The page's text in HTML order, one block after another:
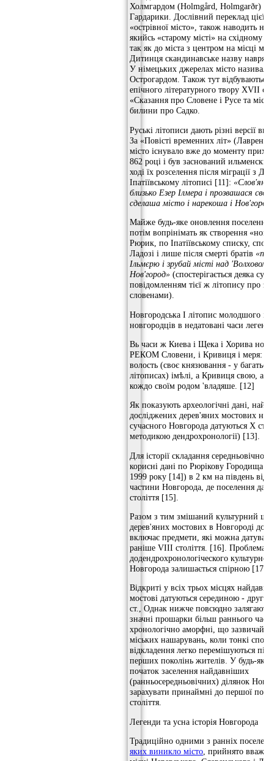
Холмгардом (Holmgård, Holmgarðr)
Гардарики. Дослівний переклад цієї
«острівної місто», також наводить на
якийсь «старому місті» на східному
так як до міста з центром на місці
Дитинця скандинавське назву
У німецьких джерелах місто
Острогардом. Також тут відбуваються
епічного літературного твору XVII
«Сказання про Словене і Русе та місті
билини про Садко.
Руські літописи дають різні версії
За «Повісті временних літ»
місто існувало вже до моменту
862 році і був заснований
ході їх розселення після міграції з
Іпатіївському літописі [11]:
близько Езер Ілмера і прозвашася
сделаша місто і нарекоша і
Майже будь-яке оновлення поселення
потім вопрінімать як створення
Рюрик, по Іпатіївському списку,
Ладозі і лише після смерті братів
Ільмєрю і зрубай місті над 'Волховом
Нов'город» (спостерігається деяка
повідомленням тієї ж літопису про
словенами).
Новгородська I літопис молодшого
новгородців в недатовані часи
Вь часи ж Киева і Щека і Хорива
РЕКОМ Словени, і Кривиця і меря:
волость (своє князювання - у
літописах) імѣлі, а Кривиця свою, а
кождо своїм родом 'владяше. [12]
Як показують археологічні дані,
досліджених дерев'яних мостових на
сучасного Новгорода датуються X
методикою дендрохронології) [13].
Для історії складання
корисні дані по Рюрікову Городища
1999 року [14]) в 2 км на південь від
частини Новгорода, де поселення
століття [15].
Разом з тим змішаний культурний
дерев'яних мостових в Новгороді
включає предмети, які можна
раніше VIII століття. [16]. Проблема
додендрохронологіческого
Новгорода залишається спірною [17]:
Відкриті у всіх трьох місцях
мостові датуються серединою -
ст., Однак нижче повсюдно
значні прошарки більш раннього
хронологічно аморфні, що зазвичай
міських нашарувань, коли тонкі
відкладення легко перемішуються під
перших поколінь жителів. У будь-
початок заселення найдавніших
(ранньосередньовічних) ділянок
зарахувати принаймні до першої
століття.
Легенди та усна історія Новгорода
Традиційно одними з ранніх
яких виникло місто, прийнято